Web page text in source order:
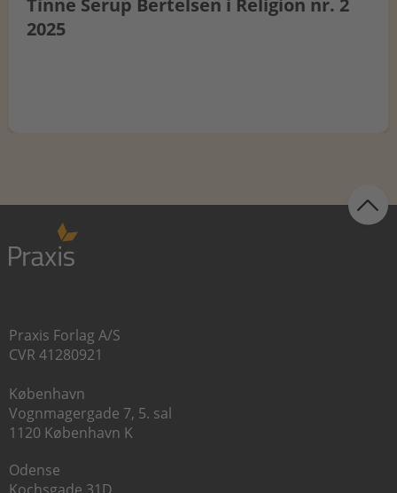
Tinne Serup Bertelsen i Religion nr. 2
2025
Praxis Forlag A/S
CVR 41280921
København
Vognmagergade 7, 5. sal
1120 København K
Odense